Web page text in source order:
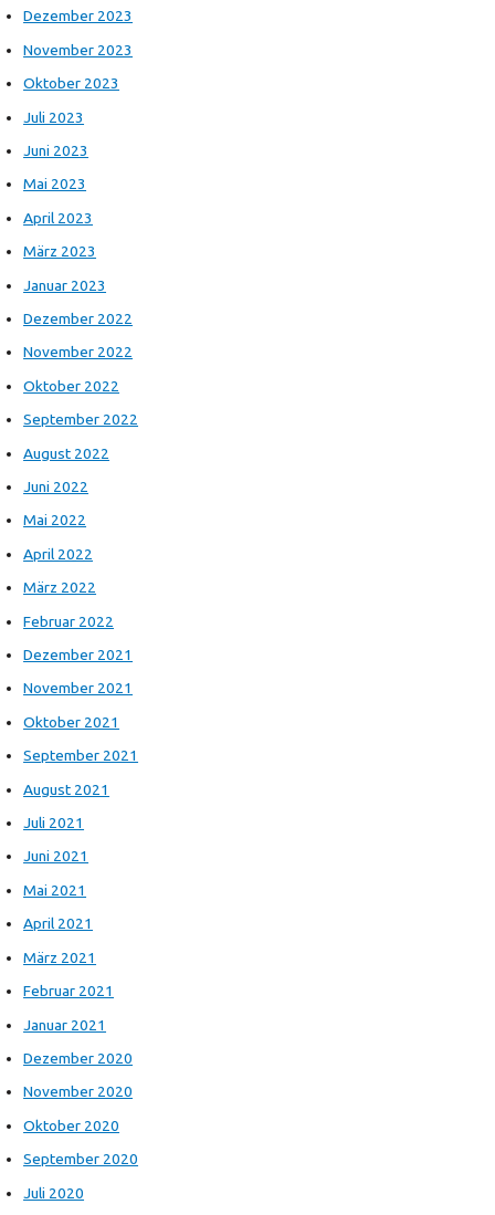
Dezember 2023
November 2023
Oktober 2023
Juli 2023
Juni 2023
Mai 2023
April 2023
März 2023
Januar 2023
Dezember 2022
November 2022
Oktober 2022
September 2022
August 2022
Juni 2022
Mai 2022
April 2022
März 2022
Februar 2022
Dezember 2021
November 2021
Oktober 2021
September 2021
August 2021
Juli 2021
Juni 2021
Mai 2021
April 2021
März 2021
Februar 2021
Januar 2021
Dezember 2020
November 2020
Oktober 2020
September 2020
Juli 2020